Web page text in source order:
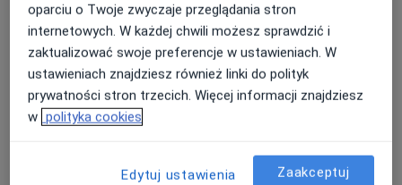
Konsultacja + jadłospis na 14 dni
550 zł Szczegóły Umów wizytę
Konsultacja dietetyczna dla par
(pierwsza wizyta)
oparciu o Twoje zwyczaje przeglądania stron
internetowych. W każdej chwili możesz sprawdzić i
zaktualizować swoje preferencje w ustawieniach. W
ustawieniach znajdziesz również linki do polityk
prywatności stron trzecich. Więcej informacji znajdziesz
w polityka cookies
Edytuj ustawienia Zaakceptuj